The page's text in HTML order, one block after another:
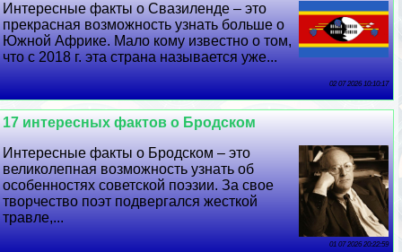
Интересные факты о Свазиленде – это
прекрасная возможность узнать больше о
Южной Африке. Мало кому известно о том,
что с 2018 г. эта страна называется уже...
02 07 2026 10:10:17
17 интересных фактов о Бродском
Интересные факты о Бродском – это
великолепная возможность узнать об
особенностях советской поэзии. За свое
творчество поэт подвергался жесткой
травле,...
01 07 2026 20:22:59